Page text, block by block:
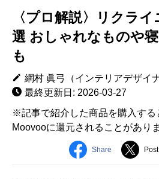
〈プロ解説〉リクラ
選 おしゃれなものや
も
網村 眞弓（インテリアデザイナ
最終更新日: 2026-03-27
※記事で紹介した商品を購入する
Moovooに還元されることがありま
Share Post